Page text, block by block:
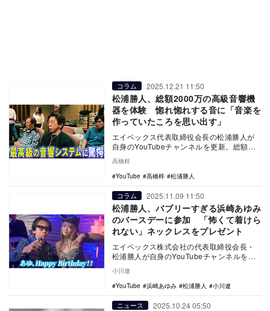
コラム 2025.12.21 11:50
松浦勝人、総額2000万の高級音響機
器を体験 惚れ惚れする音に「音楽を
作っていたころを思い出す」
エイベックス代表取締役会長の松浦勝人が
自身のYouTubeチャンネルを更新。総額
2000万円の音響機器を紹介した。
高橋梓
YouTube
高橋梓 松浦勝人
コラム 2025.11.09 11:50
松浦勝人、バブリーすぎる浜崎あゆみ
のバースデーに参加 「怖くて着けら
れない」ネックレスをプレゼント
エイベックス株式会社の代表取締役会長・
松浦勝人が自身のYouTubeチャンネルを更
に参加し…
小川遼
YouTube
浜崎あゆみ 松浦勝人 小川遼
ニュース 2025.10.24 05:50